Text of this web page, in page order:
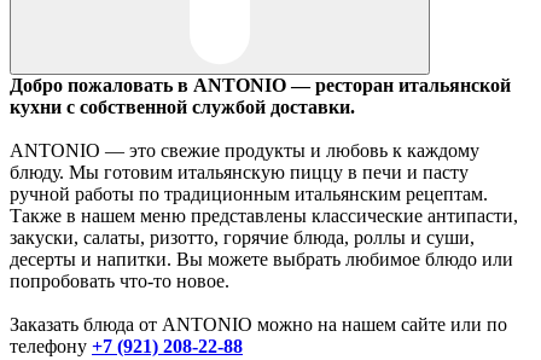
Добро пожаловать в ANTONIO — ресторан итальянской
кухни с собственной службой доставки.
ANTONIO — это свежие продукты и любовь к каждому
блюду. Мы готовим итальянскую пиццу в печи и пасту
ручной работы по традиционным итальянским рецептам.
Также в нашем меню представлены классические антипасти,
закуски, салаты, ризотто, горячие блюда, роллы и суши,
десерты и напитки. Вы можете выбрать любимое блюдо или
попробовать что-то новое.
Заказать блюда от ANTONIO можно на нашем сайте или по
телефону +7 (921) 208-22-88